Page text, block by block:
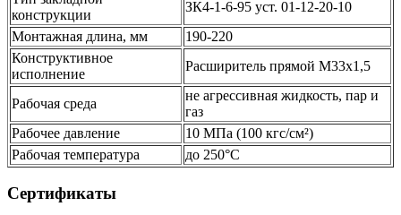
конструкции
ЗК4-1-6-95 уст. 01-12-20-10
Монтажная длина, мм
190-220
Конструктивное
исполнение
Расширитель прямой М33х1,5
Рабочая среда
не агрессивная жидкость, пар и
газ
Рабочее давление
10 МПа (100 кгс/см²)
Рабочая температура
до 250°С
Сертификаты